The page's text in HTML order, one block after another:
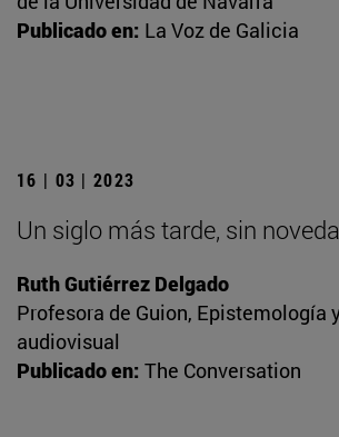
Publicado en: La Voz de Galicia
16 | 03 | 2023
Un siglo más tarde, sin
Ruth Gutiérrez Delgado
Profesora de Guion, Epistemología
audiovisual
Publicado en: The Conversation